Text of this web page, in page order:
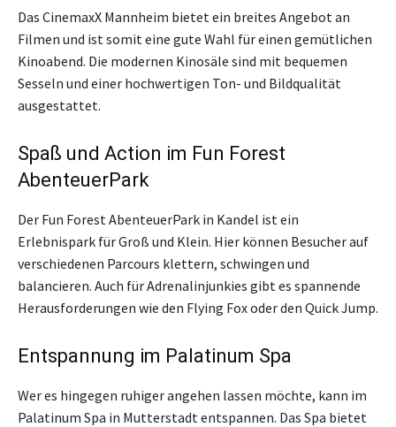
Das CinemaxX Mannheim bietet ein breites Angebot an
Filmen und ist somit eine gute Wahl für einen gemütlichen
Kinoabend. Die modernen Kinosäle sind mit bequemen
Sesseln und einer hochwertigen Ton- und Bildqualität
ausgestattet.
Spaß und Action im Fun Forest
AbenteuerPark
Der Fun Forest AbenteuerPark in Kandel ist ein
Erlebnispark für Groß und Klein. Hier können Besucher auf
verschiedenen Parcours klettern, schwingen und
balancieren. Auch für Adrenalinjunkies gibt es spannende
Herausforderungen wie den Flying Fox oder den Quick Jump.
Entspannung im Palatinum Spa
Wer es hingegen ruhiger angehen lassen möchte, kann im
Palatinum Spa in Mutterstadt entspannen. Das Spa bietet